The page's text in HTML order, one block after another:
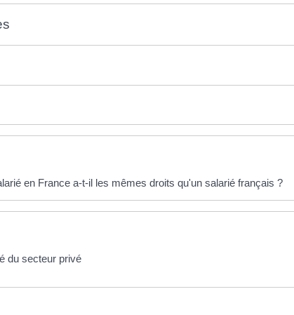
en France a-t-il les mêmes droits qu'un salarié français ?
du secteur privé